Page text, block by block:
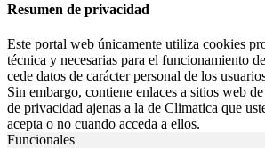
Resumen de privacidad
Este portal web únicamente utiliza cookies
técnica y necesarias para el funcionamiento
cede datos de carácter personal de los
Sin embargo, contiene enlaces a sitios web
de privacidad ajenas a la de Climatica que
acepta o no cuando acceda a ellos.
Funcionales